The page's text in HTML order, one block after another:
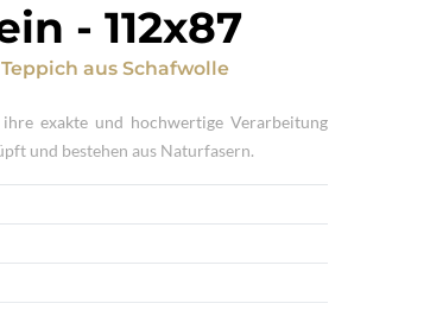
- 112x87
aus Schafwolle
exakte und hochwertige Verarbeitung
und bestehen aus Naturfasern.